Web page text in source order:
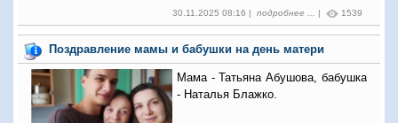
30.11.2025 08:16 | подробнее ... | 1539
Поздравление мамы и бабушки на день матери
Мама - Татьяна Абушова, бабушка
- Наталья Блажко.